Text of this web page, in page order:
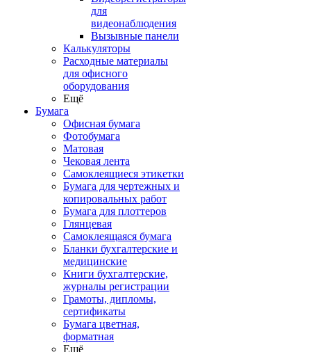
для
видеонаблюдения
Вызывные панели
Калькуляторы
Расходные материалы
для офисного
оборудования
Ещё
Бумага
Офисная бумага
Фотобумага
Матовая
Чековая лента
Самоклеящиеся этикетки
Бумага для чертежных и
копировальных работ
Бумага для плоттеров
Глянцевая
Самоклеящаяся бумага
Бланки бухгалтерские и
медицинские
Книги бухгалтерские,
журналы регистрации
Грамоты, дипломы,
сертификаты
Бумага цветная,
форматная
Ещё